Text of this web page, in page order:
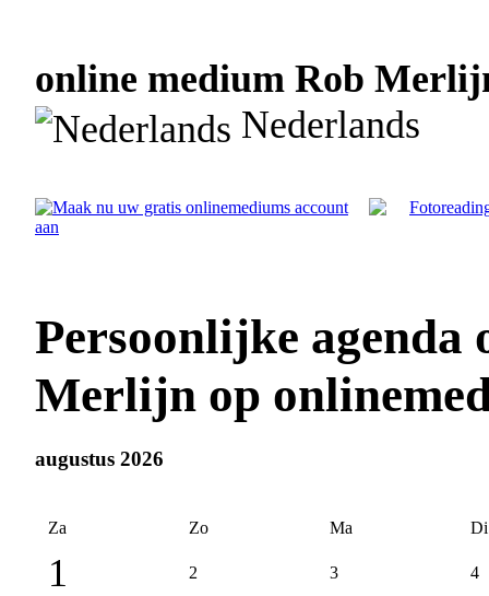
online medium Rob
Nederlands
Persoonlijke agenda
Merlijn op
augustus 2026
Za Zo Ma Di
1 2 3 4